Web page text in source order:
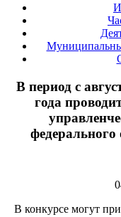
В период с
года
В конкурсе могут